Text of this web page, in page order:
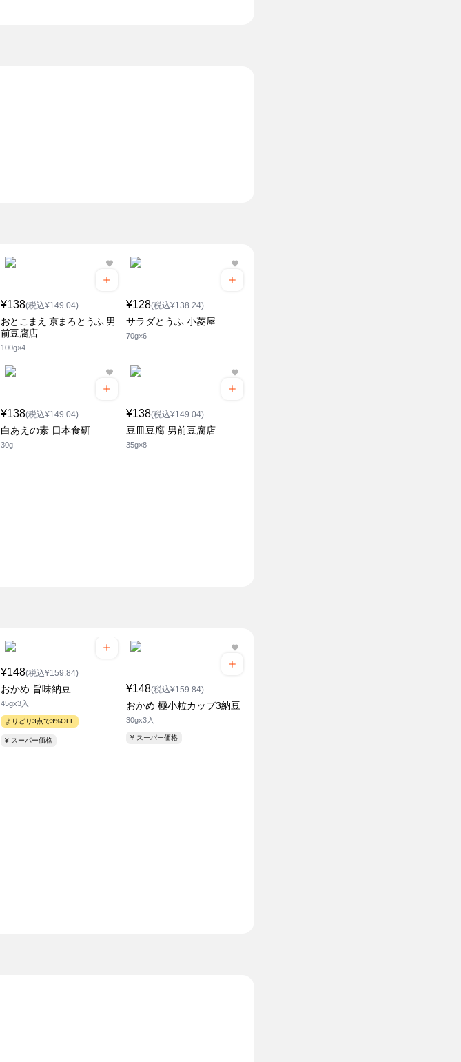
¥138(税込¥149.04)
おとこまえ 京まろとうふ 男
前豆腐店
100g×4
¥128(税込¥138.24)
サラダとうふ 小菱屋
70g×6
¥138(税込¥149.04)
白あえの素 日本食研
30g
¥138(税込¥149.04)
豆皿豆腐 男前豆腐店
35g×8
¥148(税込¥159.84)
おかめ 旨味納豆
45gx3入
よりどり3点で3%OFF
¥ スーパー価格
¥148(税込¥159.84)
おかめ 極小粒カップ3納豆
30gx3入
¥ スーパー価格